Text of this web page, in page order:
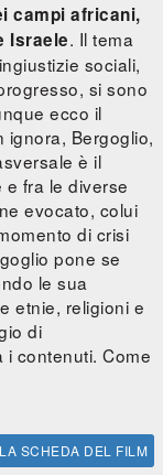
campi africani,
Israele. Il tema
sociali,
si sono
ecco il
ignora, Bergoglio,
è il
fra le diverse
evocato, colui
di crisi
pone se
le sua
etnie, religioni e
di
contenuti. Come
SCHEDA DEL FILM